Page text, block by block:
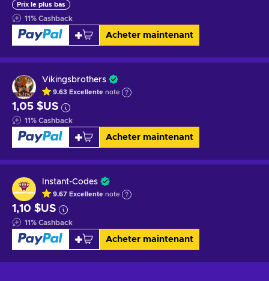
Prix le plus bas
11% Cashback
Acheter maintenant
Vikingsbrothers
9.63 Excellente note
1,05 $US
11% Cashback
Acheter maintenant
Instant-Codes
9.67 Excellente note
1,10 $US
11% Cashback
Acheter maintenant